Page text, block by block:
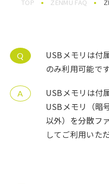
TOP ZENMU FAQ
Q
USBメモリは付
のみ利用可能で
A
USBメモリは付
USBメモリ（暗
以外）を分散フ
してご利用いた